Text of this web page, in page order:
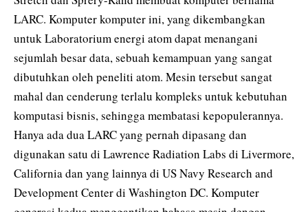
LARC. Komputer komputer ini, yang dikembangkan
untuk Laboratorium energi atom dapat menangani
sejumlah besar data, sebuah kemampuan yang sangat
dibutuhkan oleh peneliti atom. Mesin tersebut sangat
mahal dan cenderung terlalu kompleks untuk kebutuhan
komputasi bisnis, sehingga membatasi kepopulerannya.
Hanya ada dua LARC yang pernah dipasang dan
digunakan satu di Lawrence Radiation Labs di Livermore,
California dan yang lainnya di US Navy Research and
Development Center di Washington DC. Komputer